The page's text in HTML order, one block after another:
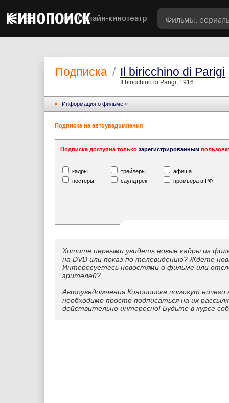
Онлайн-кинотеатр
Подписка / Il biricchino di Parigi
Il biricchino di Parigi, 1916
Информация o фильме »
Подписка на автоуведомления
Подписка доступна только зарегистрированным
кадры трейлеры
афиша
постеры
саундтрек премьера в РФ
Хотите первыми увидеть новые кадры из
на DVD или показ по телевидению? Ждете
Интересуетесь новостями о фильме или
зрителей?
Автоуведомления Кинопоиска помогут
необходимо просто подписаться на их
действительно интересно! Будьте в курсе